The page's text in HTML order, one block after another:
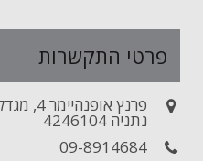
פרטי התקשרות
נתניה 4246104
09-8914684